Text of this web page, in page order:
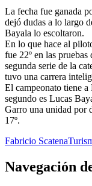
La fecha fue ganada
dejó dudas a lo largo
Bayala lo escoltaron.
En lo que hace al
fue 22º en las
segunda serie de la
tuvo una carrera
El campeonato tiene
segundo es Lucas
Garro una unidad por
17º.
Fabricio Scatena
Navegación